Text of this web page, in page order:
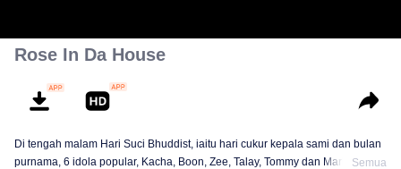
Rose In Da House
Di tengah malam Hari Suci Bhuddist, iaitu hari cukur kepala sami dan bulan
purnama, 6 idola popular, Kacha, Boon, Zee, Talay, Tommy dan Mark, tiba di
Semua